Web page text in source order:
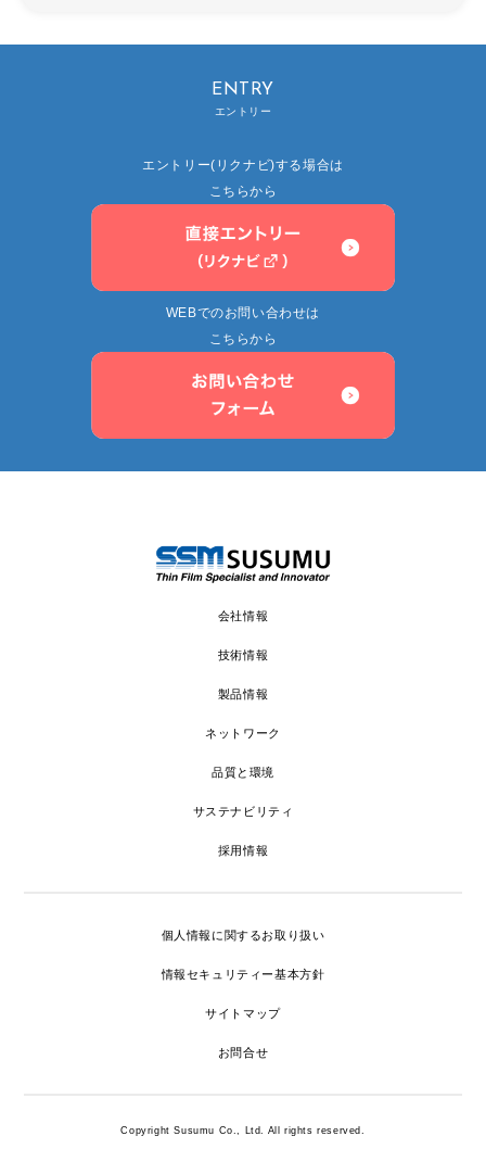
ENTRY
エントリー
エントリー(リクナビ)する場合は
こちらから
WEBでのお問い合わせは
こちらから
会社情報
技術情報
製品情報
ネットワーク
品質と環境
サステナビリティ
採用情報
個人情報に関するお取り扱い
情報セキュリティー基本方針
サイトマップ
お問合せ
Copyright Susumu Co., Ltd. All rights reserved.